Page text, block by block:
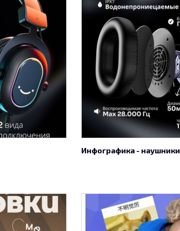
Инфографика - наушники